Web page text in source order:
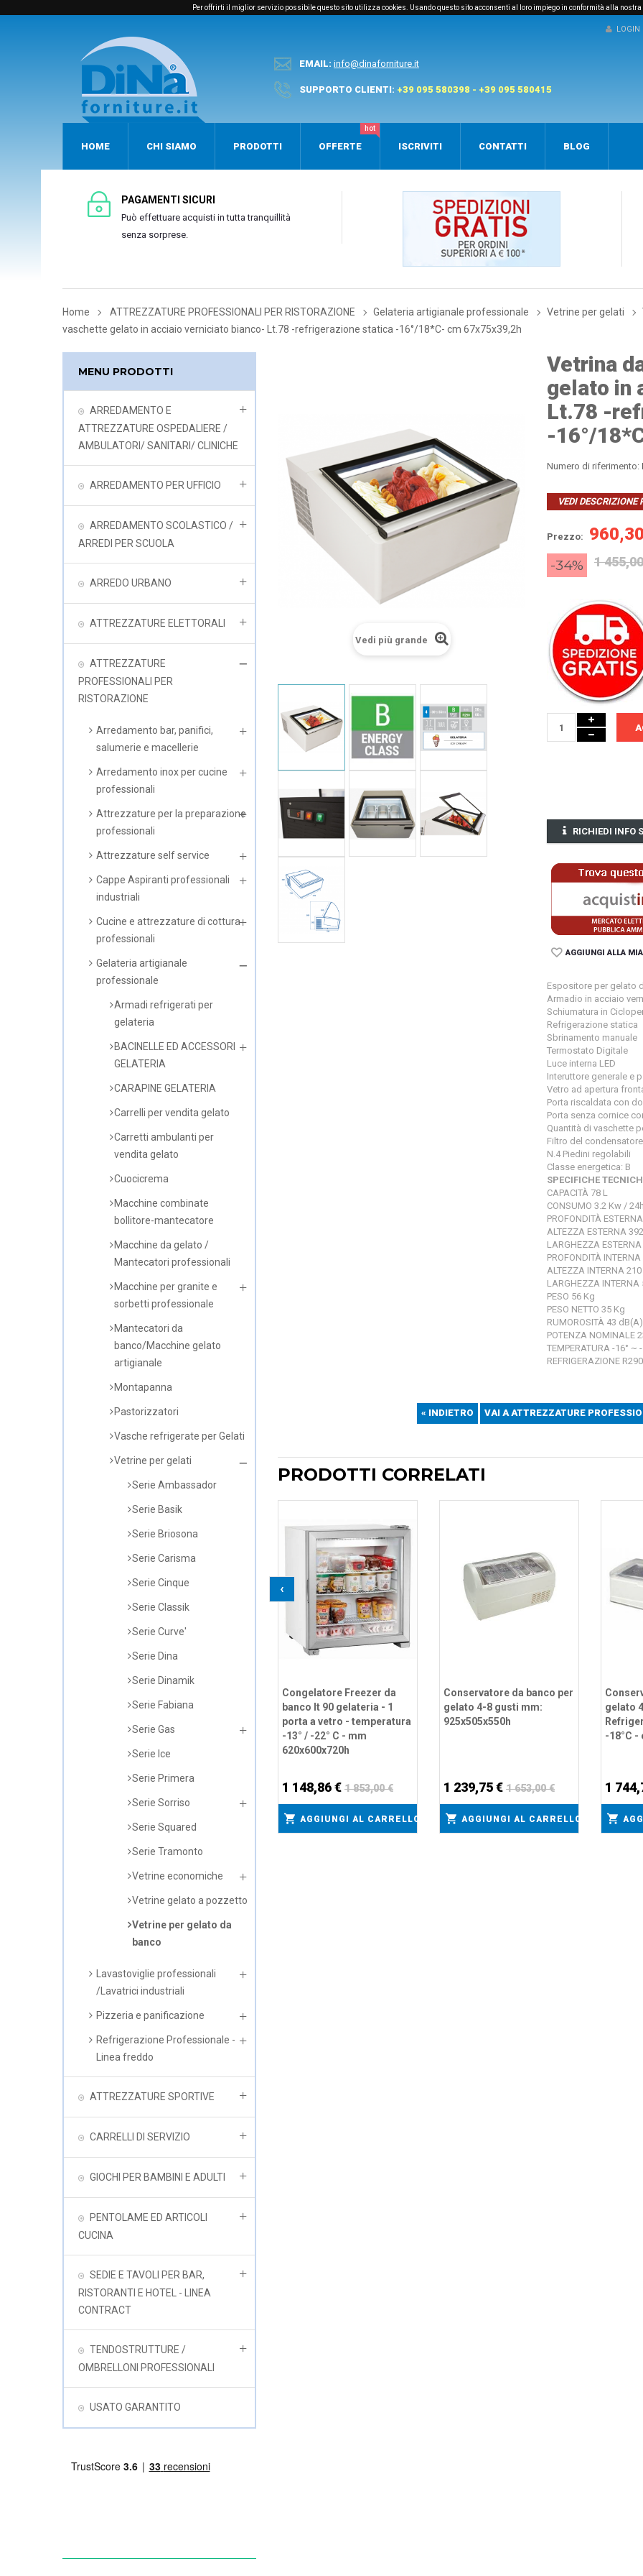
Per offrirti il miglior servizio possibile questo sito utilizza cookies. Usando questo sito acconsenti al loro impiego in conformità alla nostra
LOGIN
EMAIL: info@dinaforniture.it
SUPPORTO CLIENTI: +39 095 580398 - +39 095 580415
HOME CHI SIAMO PRODOTTI OFFERTE
hot
ISCRIVITI CONTATTI BLOG
PAGAMENTI SICURI
Può effettuare acquisti in tutta tranquillità
senza sorprese.
Home ATTREZZATURE PROFESSIONALI PER RISTORAZIONE Gelateria artigianale professionale Vetrine per gelati
vaschette gelato in acciaio verniciato bianco- Lt.78 -refrigerazione statica -16°/18*C- cm 67x75x39,2h
MENU PRODOTTI
ARREDAMENTO E
ATTREZZATURE OSPEDALIERE /
AMBULATORI/ SANITARI/ CLINICHE
ARREDAMENTO PER UFFICIO
ARREDAMENTO SCOLASTICO /
ARREDI PER SCUOLA
ARREDO URBANO
ATTREZZATURE ELETTORALI
ATTREZZATURE
PROFESSIONALI PER
RISTORAZIONE
Arredamento bar, panifici,
salumerie e macellerie
Arredamento inox per cucine
professionali
Attrezzature per la preparazione
professionali
Attrezzature self service
Cappe Aspiranti professionali
industriali
Cucine e attrezzature di cottura
professionali
Gelateria artigianale
professionale
Armadi refrigerati per
gelateria
BACINELLE ED ACCESSORI
GELATERIA
CARAPINE GELATERIA
Carrelli per vendita gelato
Carretti ambulanti per
vendita gelato
Cuocicrema
Macchine combinate
bollitore-mantecatore
Macchine da gelato /
Mantecatori professionali
Macchine per granite e
sorbetti professionale
Mantecatori da
banco/Macchine gelato
artigianale
Montapanna
Pastorizzatori
Vasche refrigerate per Gelati
Vetrine per gelati
Serie Ambassador
Serie Basik
Serie Briosona
Serie Carisma
Serie Cinque
Serie Classik
Serie Curve'
Serie Dina
Serie Dinamik
Serie Fabiana
Serie Gas
Serie Ice
Serie Primera
Serie Sorriso
Serie Squared
Serie Tramonto
Vetrine economiche
Vetrine gelato a pozzetto
Vetrine per gelato da
banco
Lavastoviglie professionali
/Lavatrici industriali
Pizzeria e panificazione
Refrigerazione Professionale -
Linea freddo
ATTREZZATURE SPORTIVE
CARRELLI DI SERVIZIO
GIOCHI PER BAMBINI E ADULTI
PENTOLAME ED ARTICOLI
CUCINA
SEDIE E TAVOLI PER BAR,
RISTORANTI E HOTEL - LINEA
CONTRACT
TENDOSTRUTTURE /
OMBRELLONI PROFESSIONALI
USATO GARANTITO
Vedi più grande
Vetrina
gelato in
Lt.78 -
-16°/
Numero di riferimento:
VEDI DESCRIZIONE
Prezzo:
-34% 1
RICHIEDI INFO
AGGIUNGI ALLA
Espositore per gelato
Armadio in acciaio
Schiumatura in
Refrigerazione statica
Sbrinamento manuale
Termostato Digitale
Luce interna LED
Interuttore generale e
Vetro ad apertura
Porta riscaldata con
Porta senza cornice
Quantità di vaschette
Filtro del
N.4 Piedini regolabili
Classe energetica: B
SPECIFICHE
CAPACITÀ 78 L
CONSUMO 3.2 Kw / 24h
PROFONDITÀ
ALTEZZA ESTERNA
LARGHEZZA
PROFONDITÀ
ALTEZZA INTERNA
LARGHEZZA INTERNA
PESO 56 Kg
PESO NETTO 35 Kg
RUMOROSITÀ 43 dB(A)
POTENZA NOMINALE
TEMPERATURA -16° ~
REFRIGERAZIONE R290
« INDIETRO VAI A ATTREZZATURE
PRODOTTI CORRELATI
‹
Congelatore Freezer da
banco lt 90 gelateria - 1
porta a vetro - temperatura
-13° / -22° C - mm
620x600x720h
1 148,86 € 1 853,00 €
AGGIUNGI AL CARRELLO
Conservatore da banco per
gelato 4-8 gusti mm:
925x505x550h
1 239,75 € 1 653,00 €
AGGIUNGI AL CARRELLO
gelato
-18°C -
1